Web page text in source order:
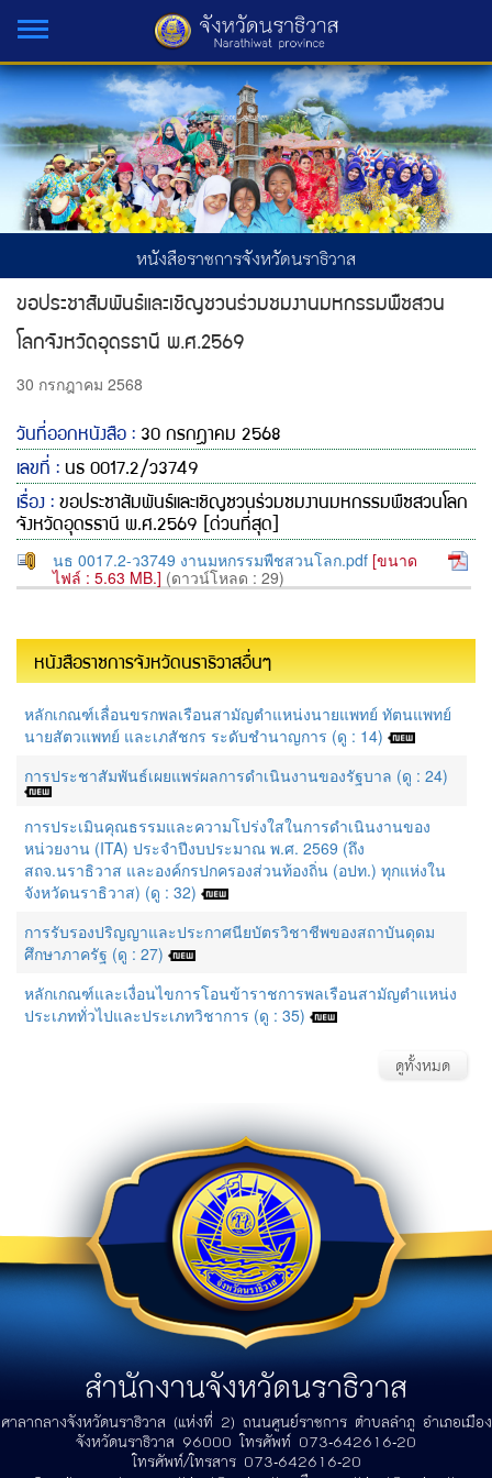
หนังสือราชการจังหวัดนราธิวาส
ขอประชาสัมพันธ์และเชิญชวนร่วมชมงานมหกรรมพืชสวน
โลกจังหวัดอุดรธานี พ.ศ.2569
30 กรกฎาคม 2568
วันที่ออกหนังสือ :30 กรกฎาคม 2568
เลขที่ :นธ 0017.2/ว3749
เรื่อง :ขอประชาสัมพันธ์และเชิญชวนร่วมชมงานมหกรรมพืชสวนโลก
จังหวัดอุดรธานี พ.ศ.2569 [ด่วนที่สุด]
นธ 0017.2-ว3749 งานมหกรรมพืชสวนโลก.pdf[ขนาด
ไฟล์ : 5.63 MB.] (ดาวน์โหลด : 29)
หนังสือราชการจังหวัดนราธิวาสอื่นๆ
หลักเกณฑ์เลื่อนขรกพลเรือนสามัญตำแหน่งนายแพทย์ ทัตนแพทย์
นายสัตวแพทย์ และเภสัชกร ระดับชำนาญการ (ดู : 14)
การประชาสัมพันธ์เผยแพร่ผลการดำเนินงานของรัฐบาล (ดู : 24)
การประเมินคุณธรรมและความโปร่งใสในการดำเนินงานของ
หน่วยงาน (ITA) ประจำปีงบประมาณ พ.ศ. 2569 (ถึง
สถจ.นราธิวาส และองค์กรปกครองส่วนท้องถิ่น (อปท.) ทุกแห่งใน
จังหวัดนราธิวาส) (ดู : 32)
การรับรองปริญญาและประกาศนียบัตรวิชาชีพของสถาบันดุดม
ศึกษาภาครัฐ (ดู : 27)
หลักเกณฑ์และเงื่อนไขการโอนข้าราชการพลเรือนสามัญตำแหน่ง
ประเภททั่วไปและประเภทวิชาการ (ดู : 35)
ดูทั้งหมด
สำนักงานจังหวัดนราธิวาส
ศาลากลางจังหวัดนราธิวาส (แห่งที่ 2) ถนนศูนย์ราชการ ตำบลลำภู อำเภอเมือง
จังหวัดนราธิวาส 96000 โทรศัพท์ 073-642616-20
โทรศัพท์/โทรสาร 073-642616-20